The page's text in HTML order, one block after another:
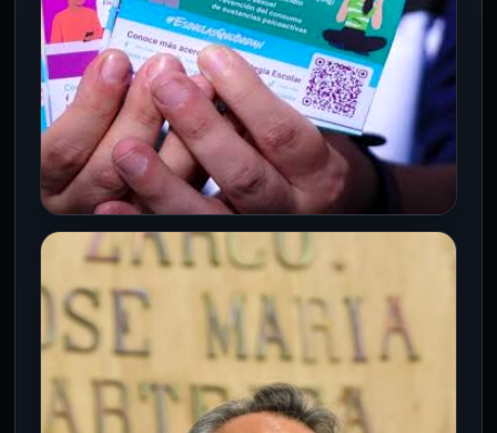
Uno de cada tres casos urgentes en
escuelas estuvo relacionado con
salud mental: IAPA
21 Jul 2026
Ciudad de México.- El Instituto para la
Atención y Prevención de las Adicciones